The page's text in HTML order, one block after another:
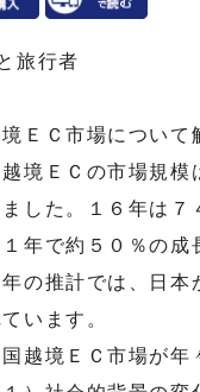
旅行者
ＥＣ市場について
境ＥＣの市場規
した。１６年は
年で約５０％の成
の推計では、日
います。
越境ＥＣ市場が年